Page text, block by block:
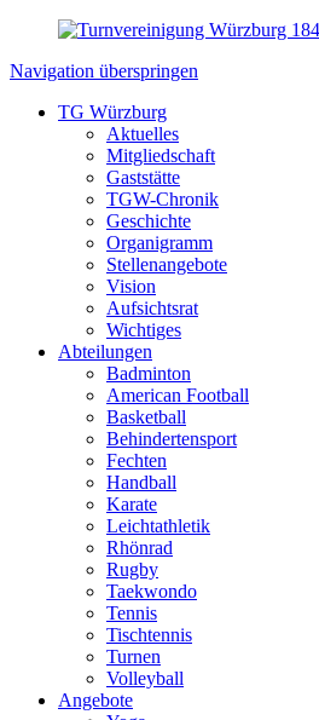
Navigation überspringen
TG Würzburg
Aktuelles
Mitgliedschaft
Gaststätte
TGW-Chronik
Geschichte
Organigramm
Stellenangebote
Vision
Aufsichtsrat
Wichtiges
Abteilungen
Badminton
American Football
Basketball
Behindertensport
Fechten
Handball
Karate
Leichtathletik
Rhönrad
Rugby
Taekwondo
Tennis
Tischtennis
Turnen
Volleyball
Angebote